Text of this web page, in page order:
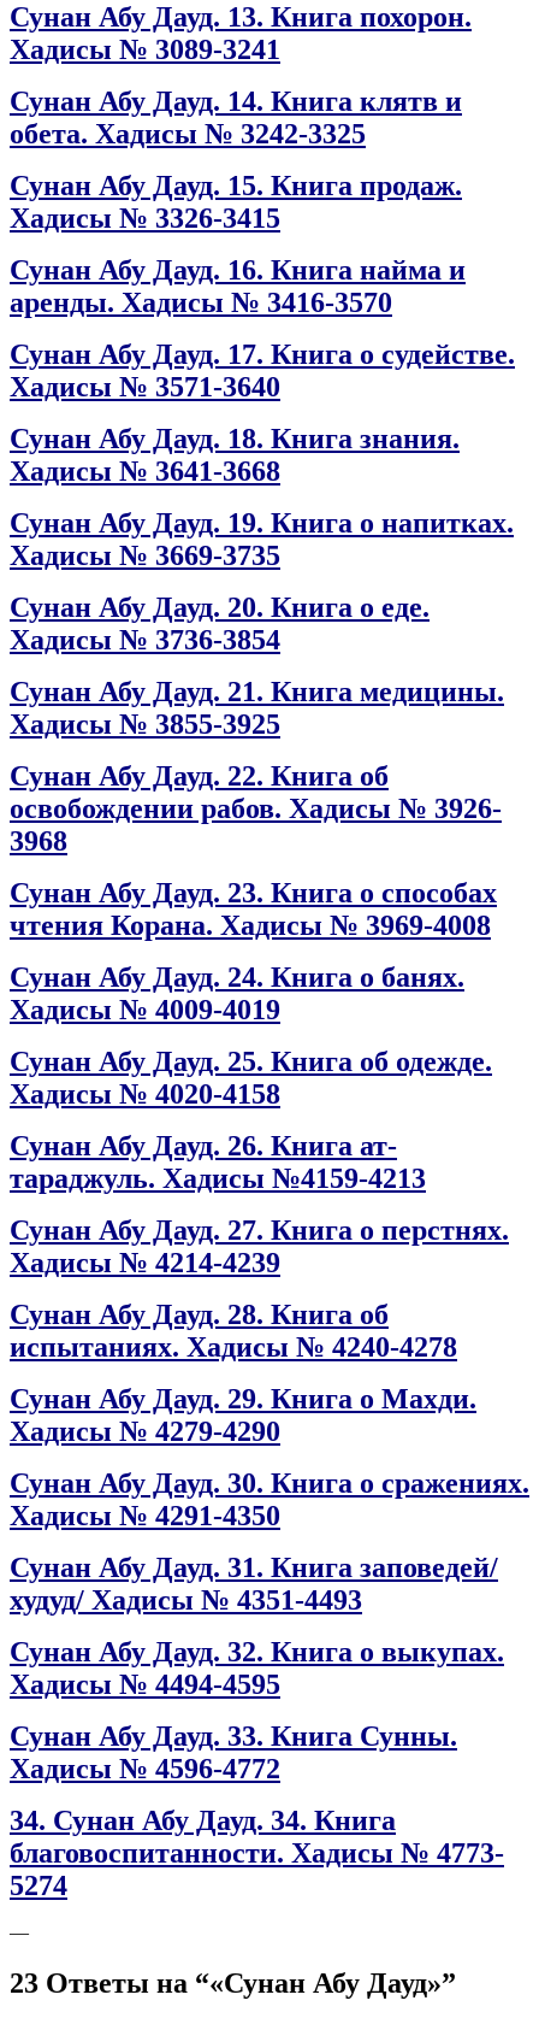
Сунан Абу Дауд. 13. Книга похорон.
Хадисы № 3089-3241
Сунан Абу Дауд. 14. Книга клятв и
обета. Хадисы № 3242-3325
Сунан Абу Дауд. 15. Книга продаж.
Хадисы № 3326-3415
Сунан Абу Дауд. 16. Книга найма и
аренды. Хадисы № 3416-3570
Сунан Абу Дауд. 17. Книга о судействе.
Хадисы № 3571-3640
Сунан Абу Дауд. 18. Книга знания.
Хадисы № 3641-3668
Сунан Абу Дауд. 19. Книга о напитках.
Хадисы № 3669-3735
Сунан Абу Дауд. 20. Книга о еде.
Хадисы № 3736-3854
Сунан Абу Дауд. 21. Книга медицины.
Хадисы № 3855-3925
Сунан Абу Дауд. 22. Книга об
освобождении рабов. Хадисы № 3926-
3968
Сунан Абу Дауд. 23. Книга о способах
чтения Корана. Хадисы № 3969-4008
Сунан Абу Дауд. 24. Книга о банях.
Хадисы № 4009-4019
Сунан Абу Дауд. 25. Книга об одежде.
Хадисы № 4020-4158
Сунан Абу Дауд. 26. Книга ат-
тараджуль. Хадисы №4159-4213
Сунан Абу Дауд. 27. Книга о перстнях.
Хадисы № 4214-4239
Сунан Абу Дауд. 28. Книга об
испытаниях. Хадисы № 4240-4278
Сунан Абу Дауд. 29. Книга о Махди.
Хадисы № 4279-4290
Сунан Абу Дауд. 30. Книга о сражениях.
Хадисы № 4291-4350
Сунан Абу Дауд. 31. Книга заповедей/
худуд/ Хадисы № 4351-4493
Сунан Абу Дауд. 32. Книга о выкупах.
Хадисы № 4494-4595
Сунан Абу Дауд. 33. Книга Сунны.
Хадисы № 4596-4772
34. Сунан Абу Дауд. 34. Книга
благовоспитанности. Хадисы № 4773-
5274
—
23 Ответы на “«Сунан Абу Дауд»”